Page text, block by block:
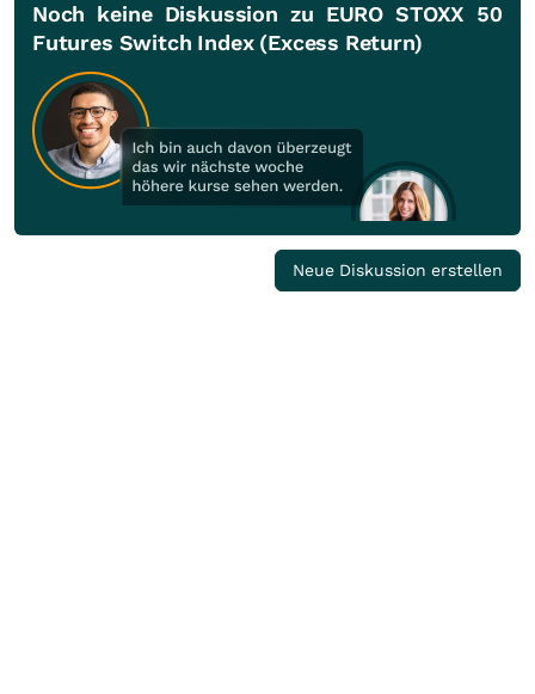
Noch keine Diskussion zu EURO STOXX 50
Futures Switch Index (Excess Return)
Neue Diskussion erstellen